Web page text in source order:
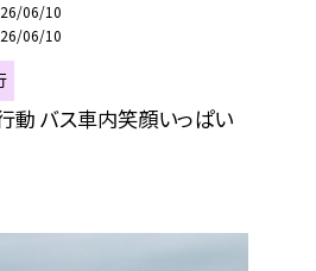
06/10
06/10
動 バス車内笑顔いっぱい